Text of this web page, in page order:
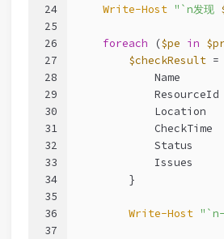
24
25
26
27
28
29
30
31
32
33
34
35
36
37
Write-Host "`n发现
foreach ($pe in
$checkResult =
Name
ResourceId
Location
CheckTime
Status
Issues
        }
Write-Host